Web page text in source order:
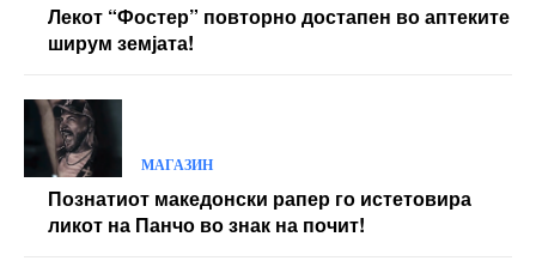
Лекот “Фостер” повторно достапен во аптеките
ширум земјата!
МАГАЗИН
Познатиот македонски рапер го истетовира
ликот на Панчо во знак на почит!